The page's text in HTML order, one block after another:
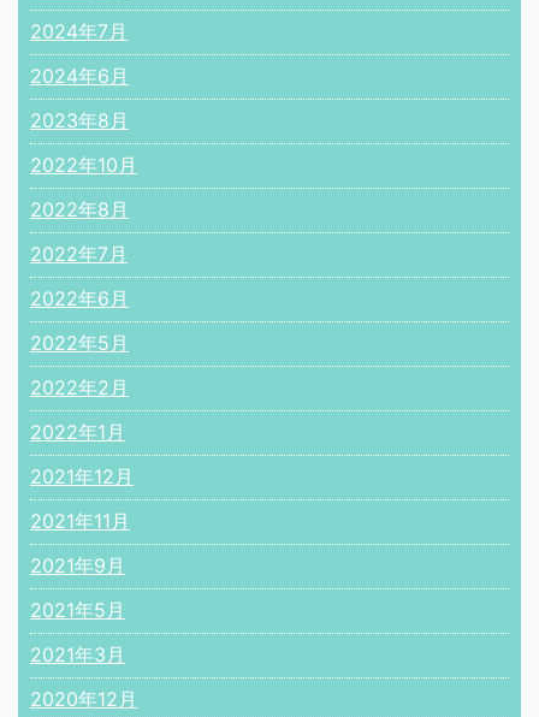
2024年7月
2024年6月
2023年8月
2022年10月
2022年8月
2022年7月
2022年6月
2022年5月
2022年2月
2022年1月
2021年12月
2021年11月
2021年9月
2021年5月
2021年3月
2020年12月